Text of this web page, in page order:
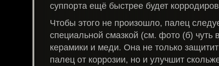
суппорта ещё быстрее будет
Чтобы этого не произошло, палец
специальной смазкой (см. фото (б) чуть
керамики и меди. Она не только
палец от коррозии, но и улучшит